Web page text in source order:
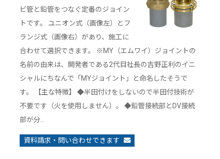
ビ管と鉛管をつなぐ定番のジョイン
トです。 ユニオン式（画像左）とフ
ランジ式（画像右）があり、施工に
合わせて選択できます。 ※MY（エムワイ）ジョイントの
名前の由来は、開発者である2代目社長の吉野正利のイニ
シャルにちなんで「MYジョイント」と命名したそうで
す。 【主な特徴】 ◆半田付けをしないので半田付技術が
不要です（火を使用しません）。 ◆鉛管接続部とDV接続
部が分…
資料請求・問い合わせできます